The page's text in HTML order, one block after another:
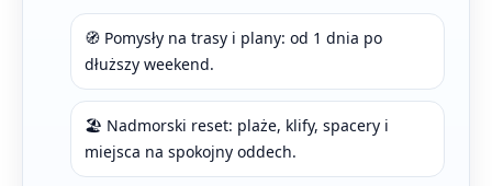
🧭 Pomysły na trasy i plany: od 1 dnia po
dłuższy weekend.
🏖️ Nadmorski reset: plaże, klify, spacery i
miejsca na spokojny oddech.